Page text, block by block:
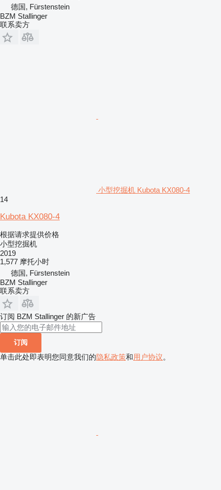
德国, Fürstenstein
BZM Stallinger
联系卖方
小型挖掘机 Kubota KX080-4
14
Kubota KX080-4
根据请求提供价格
小型挖掘机
2019
1,577 摩托小时
德国, Fürstenstein
BZM Stallinger
联系卖方
订阅 BZM Stallinger 的新广告
订阅
单击此处即表明您同意我们的隐私政策和用户协议。